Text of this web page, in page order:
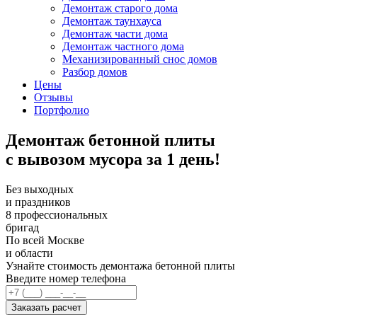
Демонтаж старого дома
Демонтаж таунхауса
Демонтаж части дома
Демонтаж частного дома
Механизированный снос домов
Разбор домов
Цены
Отзывы
Портфолио
Демонтаж бетонной плиты
с вывозом мусора за 1 день!
Без выходных
и праздников
8 профессиональных
бригад
По всей Москве
и области
Узнайте стоимость демонтажа бетонной плиты
Введите номер телефона
Заказать расчет